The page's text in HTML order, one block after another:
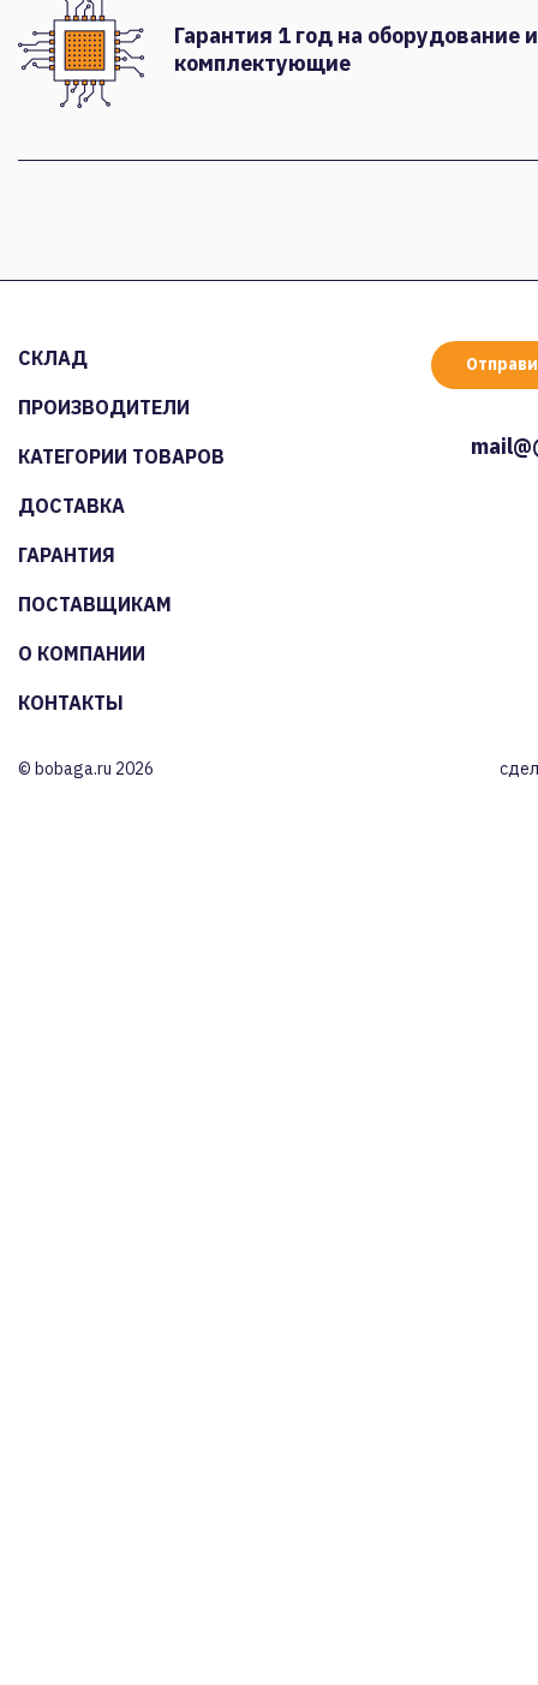
Гарантия 1 год на оборудование и
комплектующие
СКЛАД
ПРОИЗВОДИТЕЛИ
КАТЕГОРИИ ТОВАРОВ
ДОСТАВКА
ГАРАНТИЯ
ПОСТАВЩИКАМ
О КОМПАНИИ
КОНТАКТЫ
© bobaga.ru 2026